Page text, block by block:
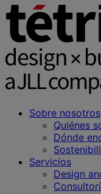
Sobre nosotros
Quiénes
Dónde
Servicios
Design